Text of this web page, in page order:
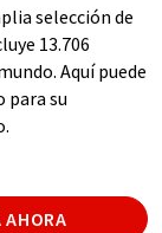
selección de
13.706
Aquí puede
para su
AHORA